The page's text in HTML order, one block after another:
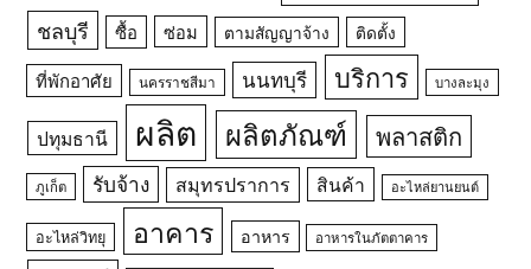
ชลบุรี ซื้อ ซ่อม ตามสัญญาจ้าง ติดตั้ง
ที่พักอาศัย นครราชสีมา นนทบุรี บริการ บางละมุง
ปทุมธานี ผลิต ผลิตภัณฑ์ พลาสติก
ภูเก็ต รับจ้าง สมุทรปราการ สินค้า อะไหล่ยานยนต์
อะไหล่วิทยุ อาคาร อาหาร อาหารในภัตตาคาร